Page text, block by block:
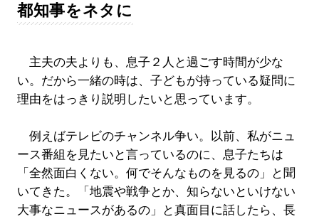
都知事をネタに
主夫の夫よりも、息子２人と過ごす時間が少な
い。だから一緒の時は、子どもが持っている疑問に
理由をはっきり説明したいと思っています。
例えばテレビのチャンネル争い。以前、私がニュ
ース番組を見たいと言っているのに、息子たちは
「全然面白くない。何でそんなものを見るの」と聞
いてきた。「地震や戦争とか、知らないといけない
大事なニュースがあるの」と真面目に話したら、長